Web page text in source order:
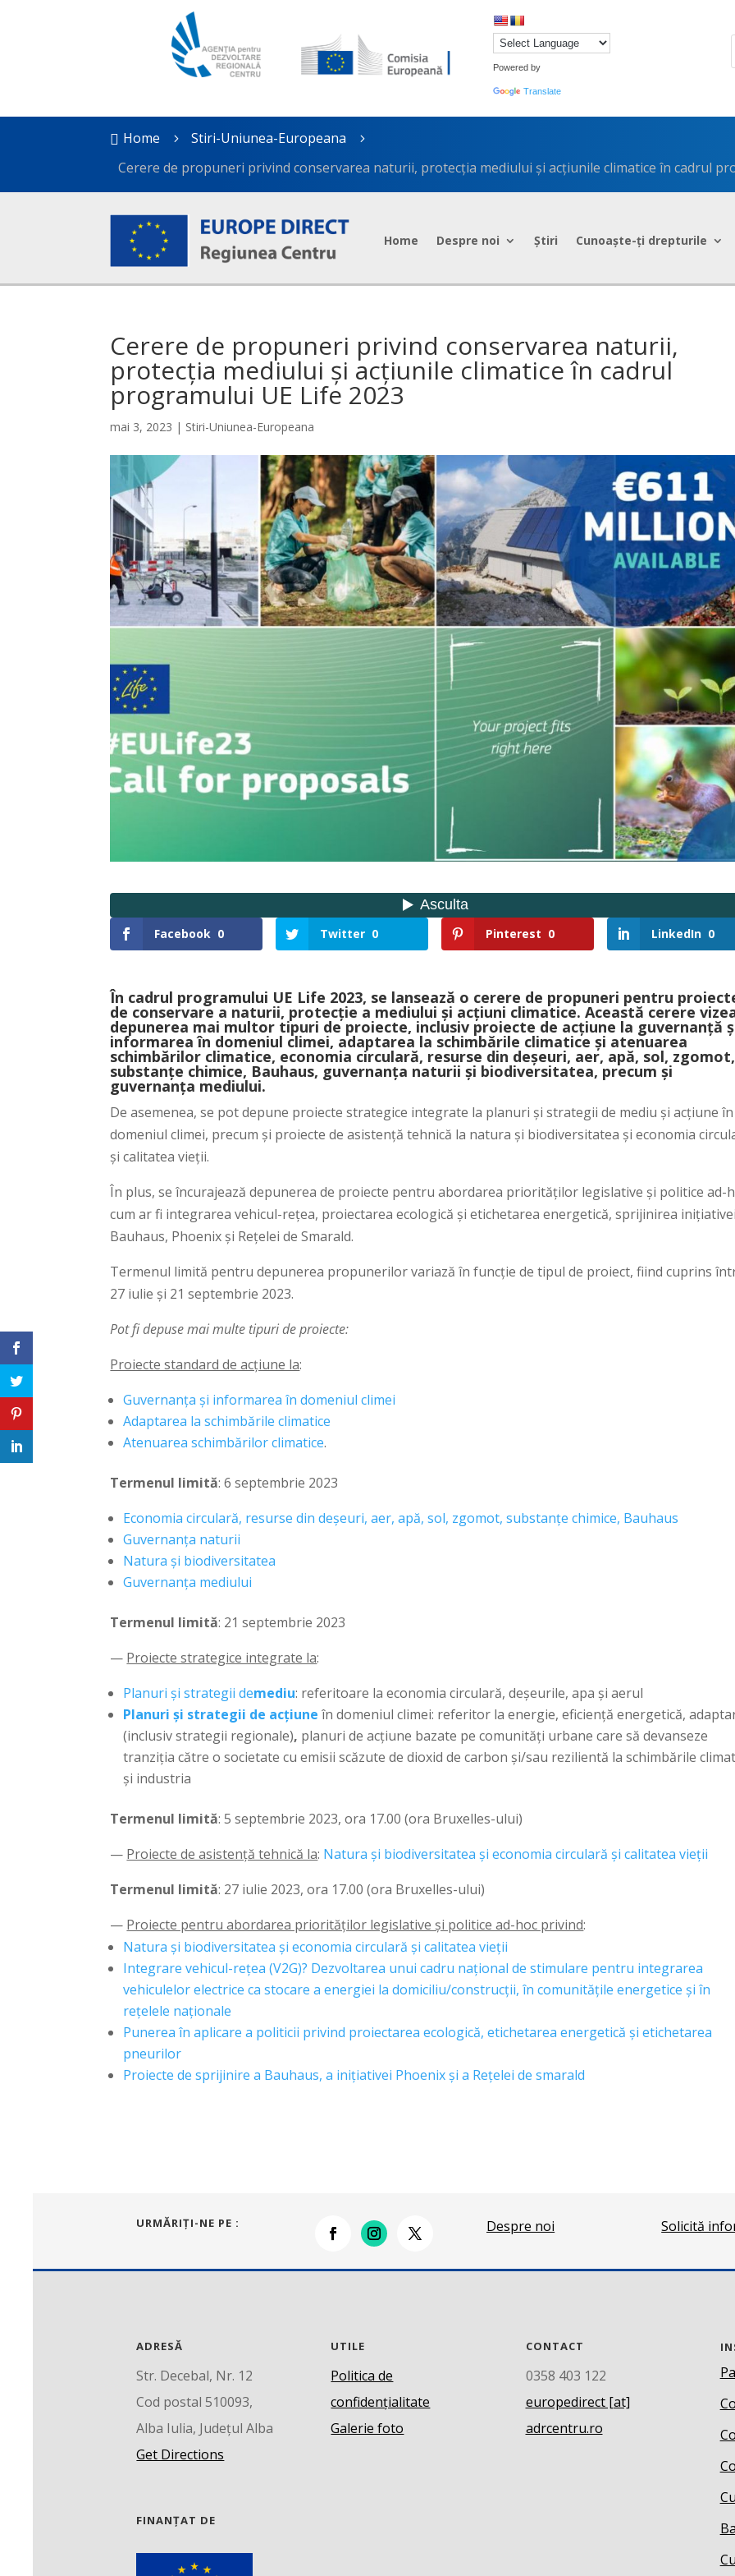
Powered by
Translate
 Home 5 Stiri-Uniunea-Europeana 5
Cerere de propuneri privind conservarea naturii, protecția mediului și acțiunile climatice în cadrul
Home Despre noi Știri Cunoaște-ți drepturile
Cerere de propuneri privind conservarea naturii,
protecția mediului și acțiunile climatice în cadrul
programului UE Life 2023
mai 3, 2023 | Stiri-Uniunea-Europeana
Facebook 0 Twitter 0 Pinterest 0 LinkedIn 0
În cadrul programului UE Life 2023, se lansează o cerere de propuneri pentru
de conservare a naturii, protecție a mediului și acțiuni climatice. Această cerere
depunerea mai multor tipuri de proiecte, inclusiv proiecte de acțiune la guvernanță
informarea în domeniul climei, adaptarea la schimbările climatice și atenuarea
schimbărilor climatice, economia circulară, resurse din deșeuri, aer, apă, sol, zgomot,
substanțe chimice, Bauhaus, guvernanța naturii și biodiversitatea, precum și
guvernanța mediului.
De asemenea, se pot depune proiecte strategice integrate la planuri și strategii de mediu și acțiune în
domeniul climei, precum și proiecte de asistență tehnică la natura și biodiversitatea și economia
și calitatea vieții.
În plus, se încurajează depunerea de proiecte pentru abordarea priorităților legislative și politice ad-
cum ar fi integrarea vehicul-rețea, proiectarea ecologică și etichetarea energetică, sprijinirea inițiativei
Bauhaus, Phoenix și Rețelei de Smarald.
Termenul limită pentru depunerea propunerilor variază în funcție de tipul de proiect, fiind cuprins
27 iulie și 21 septembrie 2023.
Pot fi depuse mai multe tipuri de proiecte:
Proiecte standard de acțiune la:
Guvernanța și informarea în domeniul climei
Adaptarea la schimbările climatice
Atenuarea schimbărilor climatice.
Termenul limită: 6 septembrie 2023
Economia circulară, resurse din deșeuri, aer, apă, sol, zgomot, substanțe chimice, Bauhaus
Guvernanța naturii
Natura și biodiversitatea
Guvernanța mediului
Termenul limită: 21 septembrie 2023
— Proiecte strategice integrate la:
Planuri și strategii demediu: referitoare la economia circulară, deșeurile, apa și aerul
Planuri și strategii de acțiune în domeniul climei: referitor la energie, eficiență energetică,
(inclusiv strategii regionale), planuri de acțiune bazate pe comunități urbane care să devanseze
tranziția către o societate cu emisii scăzute de dioxid de carbon și/sau rezilientă la schimbările
și industria
Termenul limită: 5 septembrie 2023, ora 17.00 (ora Bruxelles-ului)
— Proiecte de asistență tehnică la: Natura și biodiversitatea și economia circulară și calitatea vieții
Termenul limită: 27 iulie 2023, ora 17.00 (ora Bruxelles-ului)
— Proiecte pentru abordarea priorităților legislative și politice ad-hoc privind:
Natura și biodiversitatea și economia circulară și calitatea vieții
Integrare vehicul-rețea (V2G)? Dezvoltarea unui cadru național de stimulare pentru integrarea
vehiculelor electrice ca stocare a energiei la domiciliu/construcții, în comunitățile energetice și în
rețelele naționale
Punerea în aplicare a politicii privind proiectarea ecologică, etichetarea energetică și etichetarea
pneurilor
Proiecte de sprijinire a Bauhaus, a inițiativei Phoenix și a Rețelei de smarald
URMĂRIŢI-NE PE : Despre noi Solicită
ADRESĂ
Str. Decebal, Nr. 12
Cod postal 510093,
Alba Iulia, Județul Alba
Get Directions
UTILE
Politica de
confidențialitate
Galerie foto
CONTACT
0358 403 122
europedirect [at]
adrcentru.ro
FINANȚAT DE